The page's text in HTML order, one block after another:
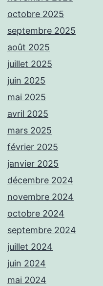
octobre 2025
septembre 2025
août 2025
juillet 2025
juin 2025
mai 2025
avril 2025
mars 2025
février 2025
janvier 2025
décembre 2024
novembre 2024
octobre 2024
septembre 2024
juillet 2024
juin 2024
mai 2024